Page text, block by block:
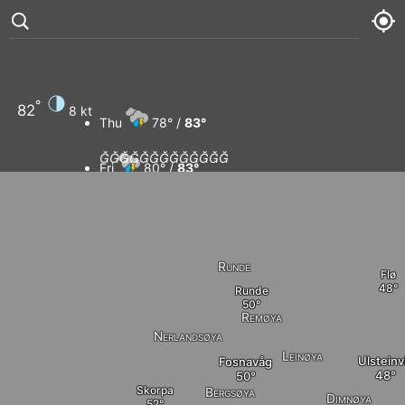
Bergsøya
Skorpa
Nerlandsøya
Runde
Dimnøya
Leinøya
Remøya
Fosnavåg
Runde
Flø
82° 8 kt
Thu 78° / 83°
Fri 80° /83°
